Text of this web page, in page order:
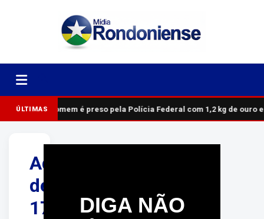
ÚLTIMAS Homem é preso pela Polícia Federal com 1,2 kg de ouro
Adolescente
de
17
DIGA NÃO